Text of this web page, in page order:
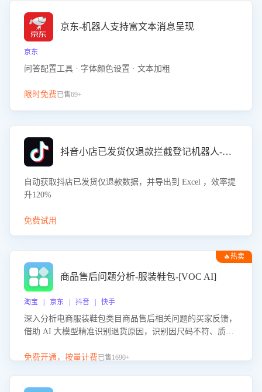
京东-机器人支持富文本消息呈现
京东
问答配置工具 · 字体颜色设置 · 文本加粗
限时免费已售69+
抖音小店已发货仅退款拦截登记机器人-八爪鱼
自动获取抖店已发货仅退款数据，并导出到 Excel ，效率提
升120%
免费试用
🔥热卖
商品售后问题分析-服装鞋包-[VOC AI]
淘宝 | 京东 | 抖音 | 快手
深入分析电商服装鞋包类目商品售后相关问题的买家反馈，
借助 AI 大模型精准识别退货原因，识别因尺码不符、质量
议，助力商家优化产品或服务，实现销售额的显著提升。
免费开通，按量计费已售1690+